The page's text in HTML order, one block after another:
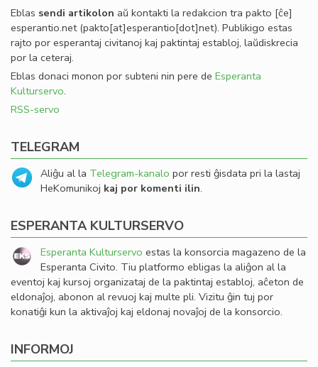
Eblas sendi artikolon aŭ kontakti la redakcion tra pakto [ĉe]
esperantio.net(pakto[at]esperantio[dot]net). Publikigo estas
rajto por esperantaj civitanoj kaj paktintaj establoj, laŭdiskrecia
por la ceteraj.
Eblas donaci monon por subteni nin pere de Esperanta
Kulturservo.
RSS-servo
TELEGRAM
Aliĝu al la Telegram-kanalo por resti ĝisdata pri la lastaj
HeKomunikoj kaj por komenti ilin.
ESPERANTA KULTURSERVO
Esperanta Kulturservo estas la konsorcia magazeno de la
Esperanta Civito. Tiu platformo ebligas la aliĝon al la
eventoj kaj kursoj organizataj de la paktintaj establoj, aĉeton de
eldonaĵoj, abonon al revuoj kaj multe pli. Vizitu ĝin tuj por
konatiĝi kun la aktivaĵoj kaj eldonaj novaĵoj de la konsorcio.
INFORMOJ